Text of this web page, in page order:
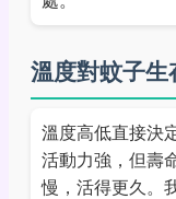
溫度對蚊子生
溫度高低直接決
活動力強，但壽
慢，活得更久。